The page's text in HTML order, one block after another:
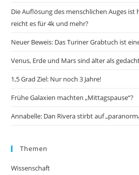
Die Auflösung des menschlichen Auges ist
reicht es für 4k und mehr?
Neuer Beweis: Das Turiner Grabtuch ist
Venus, Erde und Mars sind älter als
1,5 Grad Ziel: Nur noch 3 Jahre!
Frühe Galaxien machten „Mittagspause“?
Annabelle: Dan Rivera stirbt auf
Themen
Wissenschaft